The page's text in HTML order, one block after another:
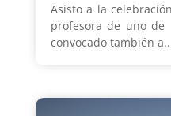
Asisto a la
profesora de uno de
convocado también